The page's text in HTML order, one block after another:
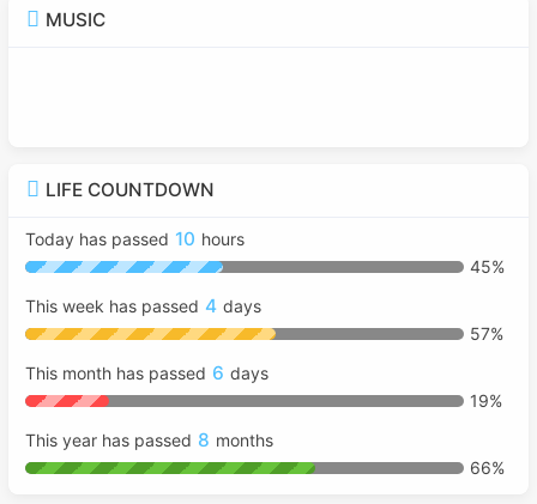
MUSIC
LIFE COUNTDOWN
Today has passed 10 hours
45%
This week has passed 4 days
57%
This month has passed 6 days
19%
This year has passed 8 months
66%